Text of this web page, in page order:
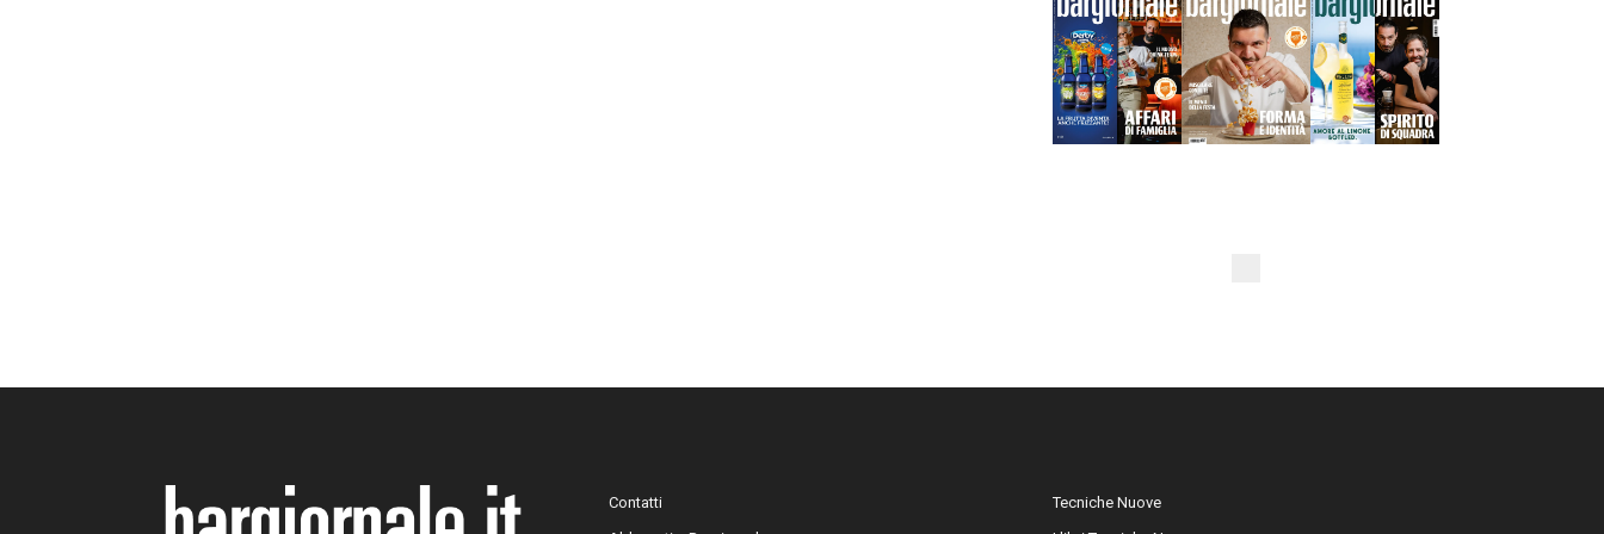
Contatti
Tecniche Nuove